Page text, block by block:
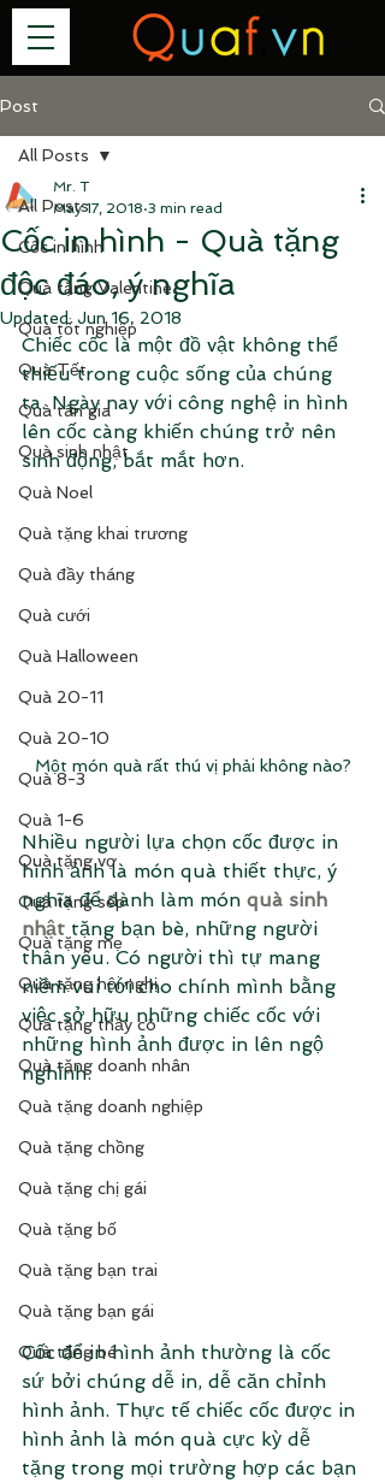
Post
All Posts
Cốc in hình
Quà tặng Valentine
Quà tốt nghiệp
Quà Tết
Quà tân gia
Quà sinh nhật
Quà Noel
Quà tặng khai trương
Quà đầy tháng
Quà cưới
Quà Halloween
Quà 20-11
Quà 20-10
Quà 8-3
Quà 1-6
Quà tặng vợ
Quà tặng sếp
Quà tặng mẹ
Quà tặng hội nghị
Quà tặng thầy cô
Quà tặng doanh nhân
Quà tặng doanh nghiệp
Quà tặng chồng
Quà tặng chị gái
Quà tặng bố
Quà tặng bạn trai
Quà tặng bạn gái
Quà tặng bé
All Posts
Cốc in hình - Quà tặng
độc đáo, ý nghĩa
Mr. T
May 17, 2018 3 min read
Updated:Jun 16, 2018
Chiếc cốc là một đồ vật không thể
thiếu trong cuộc sống của chúng
ta. Ngày nay với công nghệ in hình
lên cốc càng khiến chúng trở nên
sinh động, bắt mắt hơn.
Một món quà rất thú vị phải không nào?
Nhiều người lựa chọn cốc được in
hình ảnh là món quà thiết thực, ý
nghĩa để dành làm món quà sinh
nhật tặng bạn bè, những người
thân yêu. Có người thì tự mang
niềm vui tới cho chính mình bằng
việc sở hữu những chiếc cốc với
những hình ảnh được in lên ngộ
nghĩnh.
Cốc để in hình ảnh thường là cốc
sứ bởi chúng dễ in, dễ căn chỉnh
hình ảnh. Thực tế chiếc cốc được in
hình ảnh là món quà cực kỳ dễ
tặng trong mọi trường hợp các bạn